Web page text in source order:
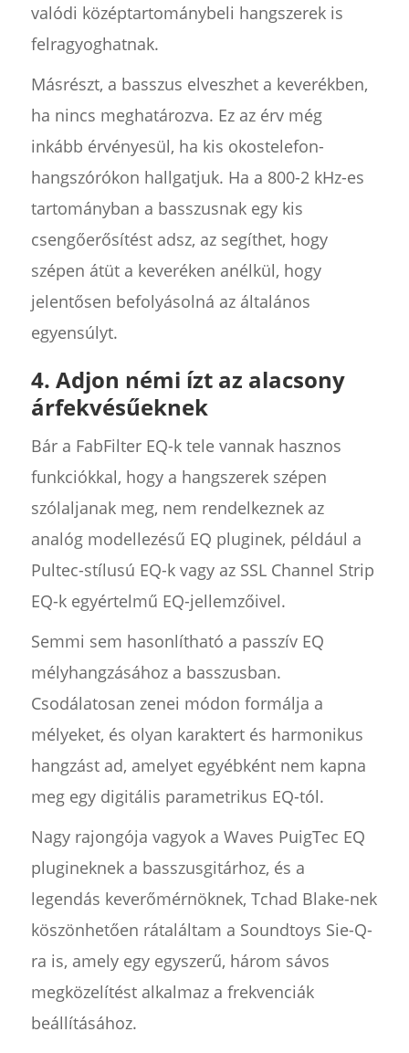
valódi középtartománybeli hangszerek is
felragyoghatnak.
Másrészt, a basszus elveszhet a keverékben,
ha nincs meghatározva. Ez az érv még
inkább érvényesül, ha kis okostelefon-
hangszórókon hallgatjuk. Ha a 800-2 kHz-es
tartományban a basszusnak egy kis
csengőerősítést adsz, az segíthet, hogy
szépen átüt a keveréken anélkül, hogy
jelentősen befolyásolná az általános
egyensúlyt.
4. Adjon némi ízt az alacsony
árfekvésűeknek
Bár a FabFilter EQ-k tele vannak hasznos
funkciókkal, hogy a hangszerek szépen
szólaljanak meg, nem rendelkeznek az
analóg modellezésű EQ pluginek, például a
Pultec-stílusú EQ-k vagy az SSL Channel Strip
EQ-k egyértelmű EQ-jellemzőivel.
Semmi sem hasonlítható a passzív EQ
mélyhangzásához a basszusban.
Csodálatosan zenei módon formálja a
mélyeket, és olyan karaktert és harmonikus
hangzást ad, amelyet egyébként nem kapna
meg egy digitális parametrikus EQ-tól.
Nagy rajongója vagyok a Waves PuigTec EQ
plugineknek a basszusgitárhoz, és a
legendás keverőmérnöknek, Tchad Blake-nek
köszönhetően rátaláltam a Soundtoys Sie-Q-
ra is, amely egy egyszerű, három sávos
megközelítést alkalmaz a frekvenciák
beállításához.